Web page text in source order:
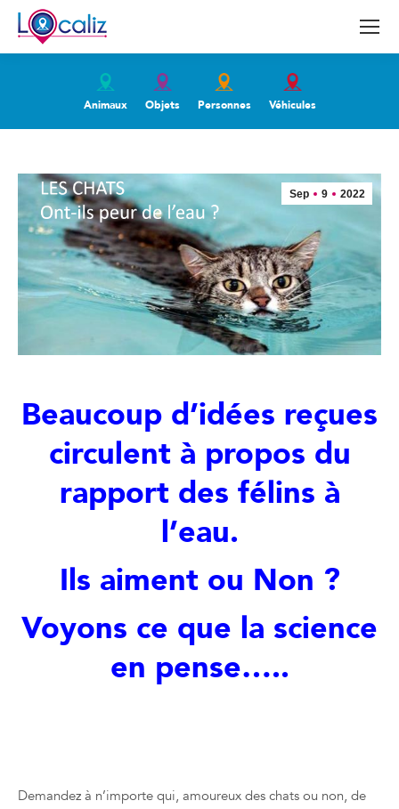
Animaux Objets Personnes Véhicules
Sep 9 2022
Beaucoup d’idées reçues
circulent à propos du
rapport des félins à
l’eau.
Ils aiment ou Non ?
Voyons ce que la science
en pense…..
Demandez à n’importe qui, amoureux des chats ou non, de